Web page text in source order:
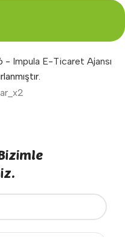
- Impula E-Ticaret Ajansı